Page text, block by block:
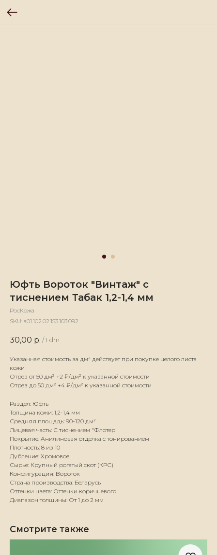
Юфть Вороток "Винтаж" с
тиснением Табак 1,2-1,4 мм
РосКожа
SKU: а01.102.02.153.103.092
30,00 р. / 1 dm
Указанная стоимость за дм² действует при покупке целого листа
кожи
Отрез от 50 дм² +2 ₽/дм² к указанной стоимости
Отрез до 50 дм² +4 ₽/дм² к указанной стоимости
Раздел: Юфть
Толщина кожи: 1,2-1,4 мм
Средняя площадь: 90-120 дм²
Лицевая часть: С тиснением "Флотер"
Покрытие: Анилиновая отделка с тонированием
Плотность: 8 из 10
Дубление: Хромовое
Сырье: Крупный рогатый скот (КРС)
Конфигурация: Вороток
Страна производства: Беларусь
Оттенки цвета: Оттенки коричневого
Диапазон толщины: От 1 до 2 мм
Смотрите также